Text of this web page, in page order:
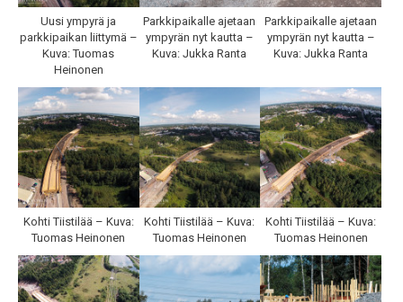
Uusi ympyrä ja
parkkipaikan liittymä –
Kuva: Tuomas
Heinonen
Parkkipaikalle ajetaan
ympyrän nyt kautta –
Kuva: Jukka Ranta
Parkkipaikalle ajetaan
ympyrän nyt kautta –
Kuva: Jukka Ranta
Kohti Tiistilää – Kuva:
Tuomas Heinonen
Kohti Tiistilää – Kuva:
Tuomas Heinonen
Kohti Tiistilää – Kuva:
Tuomas Heinonen